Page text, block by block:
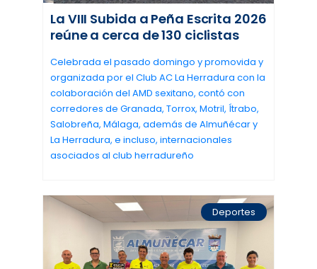
La VIII Subida a Peña Escrita 2026
reúne a cerca de 130 ciclistas
Celebrada el pasado domingo y promovida y
organizada por el Club AC La Herradura con la
colaboración del AMD sexitano, contó con
corredores de Granada, Torrox, Motril, Ítrabo,
Salobreña, Málaga, además de Almuñécar y
La Herradura, e incluso, internacionales
asociados al club herradureño
Deportes